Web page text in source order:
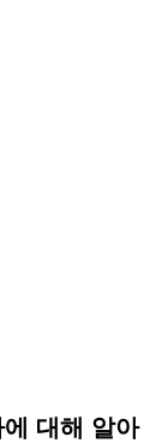
대해 알아